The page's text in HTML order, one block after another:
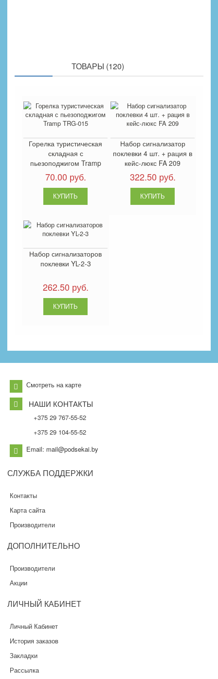
ТОВАРЫ (120)
Горелка туристическая
складная с
пьезоподжигом Tramp
TRG-015
70.00 руб.
Набор сигнализатор
поклевки 4 шт. + рация в
кейс-люкс FA 209
322.50 руб.
Набор сигнализаторов
поклевки YL-2-3
262.50 руб.
Смотреть на карте
НАШИ КОНТАКТЫ
+375 29 767-55-52
+375 29 104-55-52
Email: mail@podsekai.by
СЛУЖБА ПОДДЕРЖКИ
Контакты
Карта сайта
Производители
ДОПОЛНИТЕЛЬНО
Производители
Акции
ЛИЧНЫЙ КАБИНЕТ
Личный Кабинет
История заказов
Закладки
Рассылка